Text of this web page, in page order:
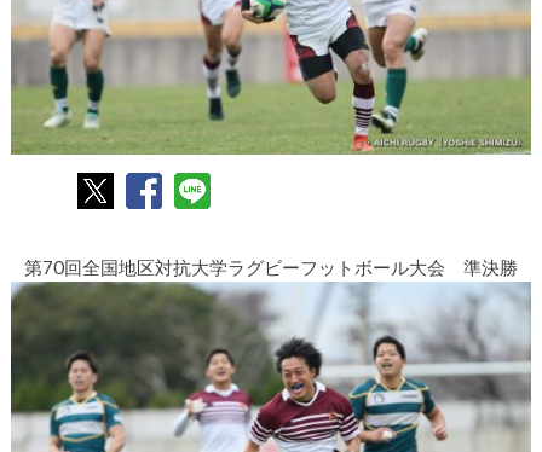
第70回全国地区対抗大学ラグビーフットボール大会 準決勝